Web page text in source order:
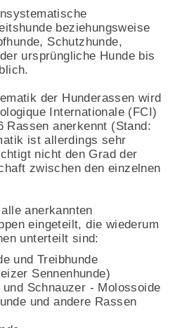
beziehungsweise
Schutzhunde,
ursprüngliche Hunde bis
der Hunderassen wird
Internationale (FCI)
Rassen anerkennt (Stand:
ist allerdings sehr
nicht den Grad der
zwischen den einzelnen
anerkannten
eingeteilt, die wiederum
unterteilt sind:
und Treibhunde
Sennenhunde)
Schnauzer - Molossoide
und andere Rassen